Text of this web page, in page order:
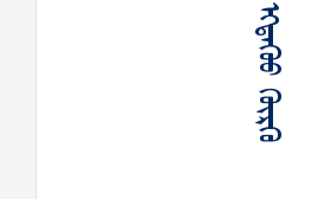
ᠡᠭᠳᠡᠭᠦᠦ ᠬᠦᠷᠬᠦ